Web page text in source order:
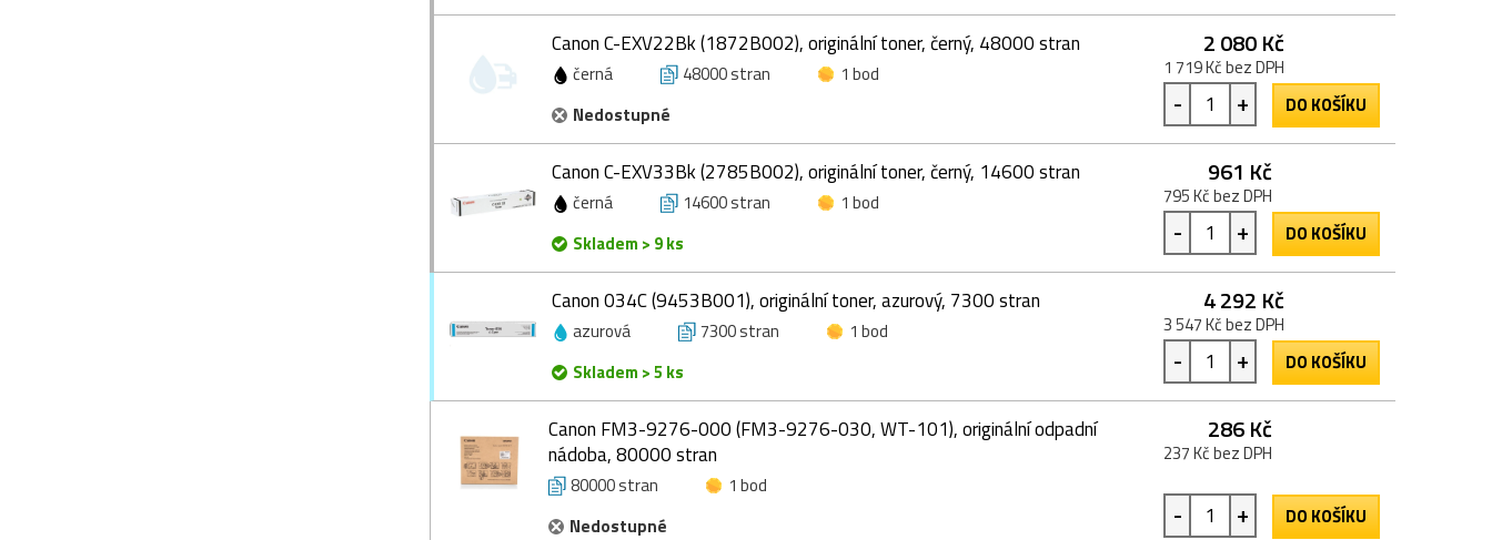
Canon C-EXV22Bk (1872B002), originální toner, černý, 48000 stran
černá 48000 stran
1 bod
Nedostupné
2 080 Kč
1 719 Kč bez DPH
- + DO KOŠÍKU
Canon C-EXV33Bk (2785B002), originální toner, černý, 14600 stran
černá 14600 stran
1 bod
Skladem > 9 ks
961 Kč
795 Kč bez DPH
- + DO KOŠÍKU
Canon 034C (9453B001), originální toner, azurový, 7300 stran
azurová 7300 stran
1 bod
Skladem > 5 ks
4 292 Kč
3 547 Kč bez DPH
- + DO KOŠÍKU
Canon FM3-9276-000 (FM3-9276-030, WT-101), originální odpadní
nádoba, 80000 stran
80000 stran
1 bod
Nedostupné
286 Kč
237 Kč bez DPH
- + DO KOŠÍKU